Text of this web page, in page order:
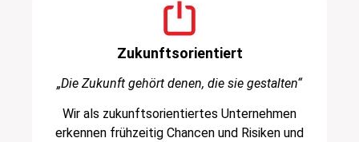
Zukunftsorientiert
„Die Zukunft gehört denen, die sie gestalten“
Wir als zukunftsorientiertes Unternehmen
erkennen frühzeitig Chancen und Risiken und